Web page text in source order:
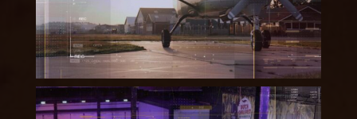
Editie 2022” – Overzicht